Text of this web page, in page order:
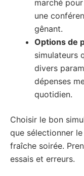
marché
une
gênant.
Options de
simulateurs
divers
dépenses
quotidien.
Choisir le bon
que sélectionner
fraîche soirée.
essais et erreurs.